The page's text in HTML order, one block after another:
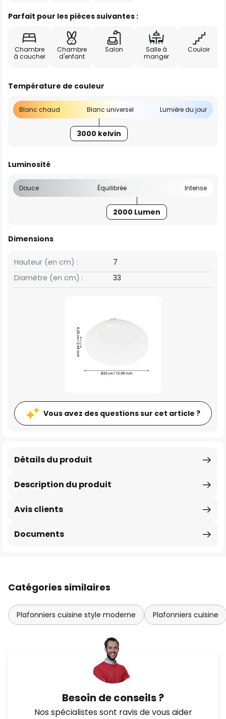
Parfait pour les pièces suivantes :
Chambre
à coucher
Chambre
d'enfant
Salon
Salle à
manger
Couloir
Température de couleur
Blanc chaud Blanc universel Lumière du jour
3000 kelvin
Luminosité
Douce Équilibrée Intense
2000 Lumen
Dimensions
Hauteur (en cm) :
7
Diamètre (en cm) :
33
Vous avez des questions sur cet article ?
Description du produit
Détails du produit
Avis clients
Documents
Catégories similaires
Plafonniers cuisine style moderne Plafonniers cuisine
Besoin de conseils ?
Nos spécialistes sont ravis de vous aider